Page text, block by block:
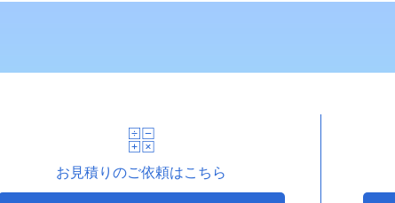
お見積りのご依頼はこちら